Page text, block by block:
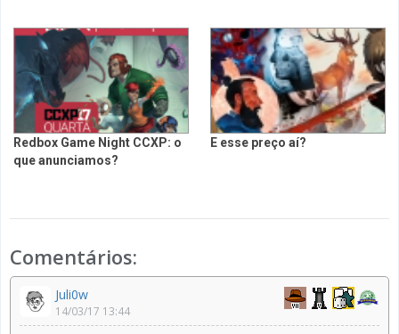
Redbox Game Night CCXP: o
que anunciamos?
E esse preço aí?
Comentários:
Juli0w
14/03/17 13:44